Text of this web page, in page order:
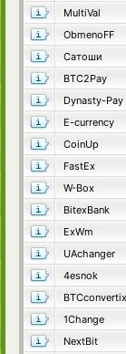
MultiVal
ObmenoFF
Сатоши
BTC2Pay
Dynasty-Pay
E-currency
CoinUp
FastEx
W-Box
BitexBank
ExWm
UAchanger
4esnok
BTCconvertix
1Change
NextBit